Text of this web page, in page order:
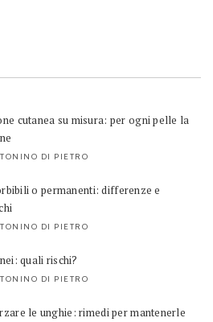
cutanea su misura: per ogni pelle la
DI PIETRO
o permanenti: differenze e
DI PIETRO
quali rischi?
DI PIETRO
le unghie: rimedi per mantenerle